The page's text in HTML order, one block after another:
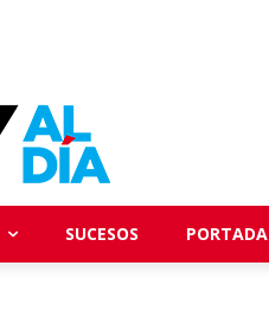
SUCESOS PORTADA